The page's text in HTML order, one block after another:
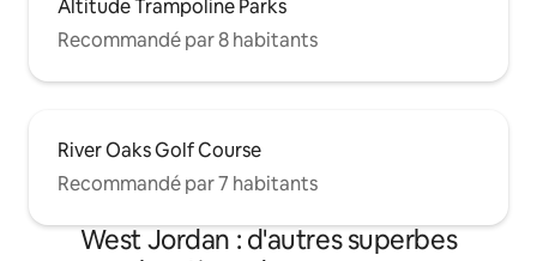
Altitude Trampoline Parks
Recommandé par 8 habitants
River Oaks Golf Course
Recommandé par 7 habitants
West Jordan : d'autres superbes